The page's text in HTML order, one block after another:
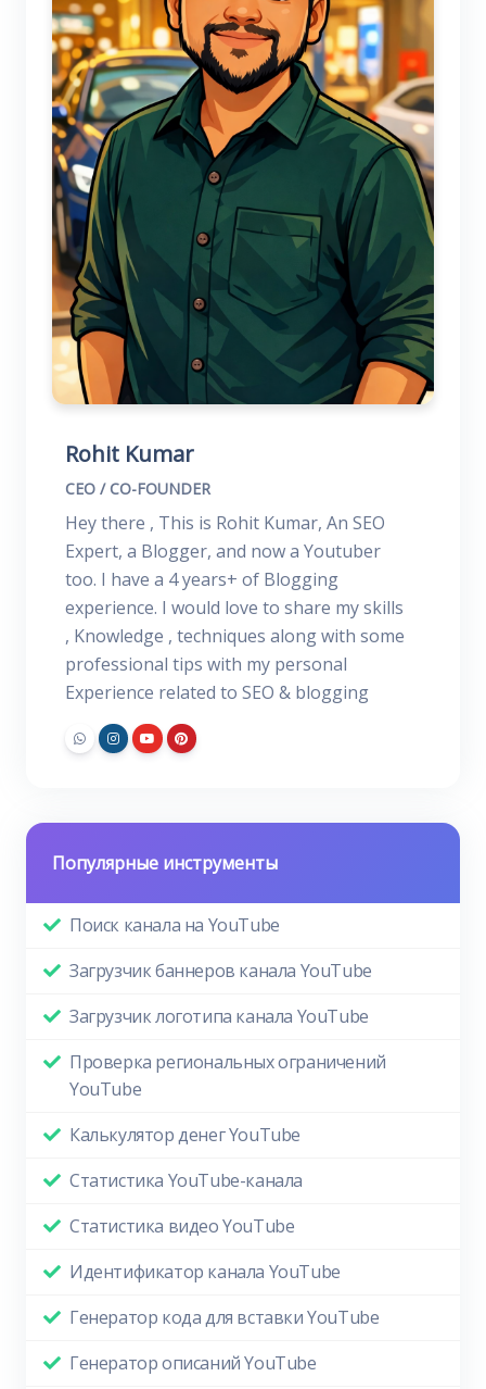
Rohit Kumar
CEO / CO-FOUNDER
Hey there , This is Rohit Kumar, An SEO
Expert, a Blogger, and now a Youtuber
too. I have a 4 years+ of Blogging
experience. I would love to share my skills
, Knowledge , techniques along with some
professional tips with my personal
Experience related to SEO & blogging
Популярные инструменты
Поиск канала на YouTube
Загрузчик баннеров канала YouTube
Загрузчик логотипа канала YouTube
Проверка региональных ограничений
YouTube
Калькулятор денег YouTube
Статистика YouTube-канала
Статистика видео YouTube
Идентификатор канала YouTube
Генератор кода для вставки YouTube
Генератор описаний YouTube